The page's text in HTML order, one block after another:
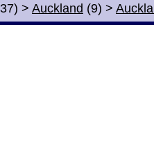
> Auckland (9) >